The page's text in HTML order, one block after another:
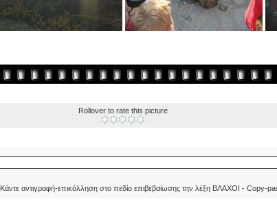
Rollover to rate this picture
Κάντε αντιγραφή-επικόλληση στο πεδίο επιβεβαίωσης την λέξη ΒΛΑΧΟΙ - Copy-